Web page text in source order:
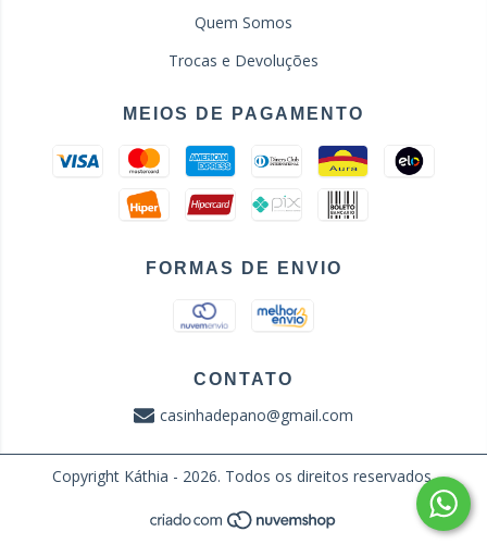
Quem Somos
Trocas e Devoluções
MEIOS DE PAGAMENTO
FORMAS DE ENVIO
CONTATO
casinhadepano@gmail.com
Copyright Káthia - 2026. Todos os direitos reservados.